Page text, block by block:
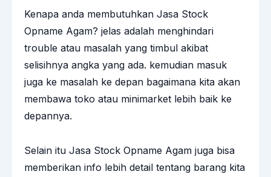
Kenapa anda membutuhkan Jasa Stock
Opname Agam? jelas adalah menghindari
trouble atau masalah yang timbul akibat
selisihnya angka yang ada. kemudian masuk
juga ke masalah ke depan bagaimana kita akan
membawa toko atau minimarket lebih baik ke
depannya.
Selain itu Jasa Stock Opname Agam juga bisa
memberikan info lebih detail tentang barang kita